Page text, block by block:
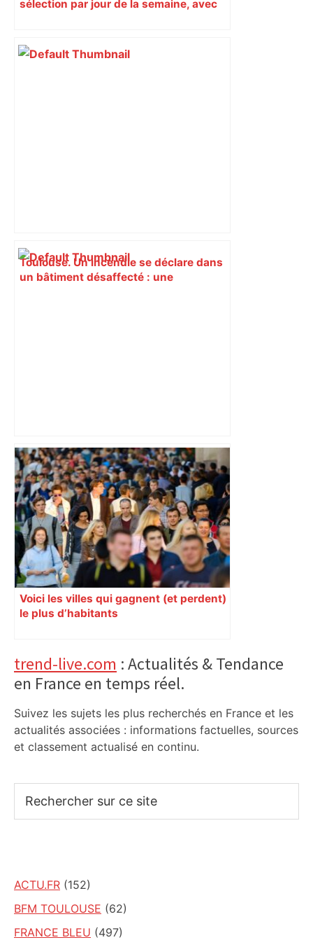
sélection par jour de la semaine, avec
Toulouse. Un incendie se déclare dans
un bâtiment désaffecté : une
A Toulouse, l'armée française
apprivoise l'espace, nouveau "milieu de
conflictualité", dans l'exercice SparteX
– Yahoo Actualités
Voici les villes qui gagnent (et perdent)
le plus d’habitants
Primary
Sidebar
trend-live.com : Actualités & Tendance
en France en temps réel.
Suivez les sujets les plus recherchés en France et les
actualités associées : informations factuelles, sources
et classement actualisé en continu.
sur
ACTU.FR (152)
BFM TOULOUSE (62)
FRANCE BLEU (497)